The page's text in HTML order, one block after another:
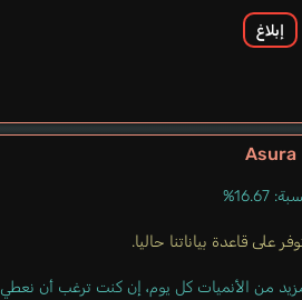
إبلاغ
Asura
16.67%
على قاعدة بياناتنا حاليا.
من الأنميات كل يوم، إن كنت ترغب أن نعطي